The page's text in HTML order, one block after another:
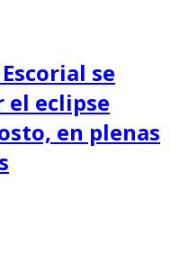
se
el eclipse
en plenas